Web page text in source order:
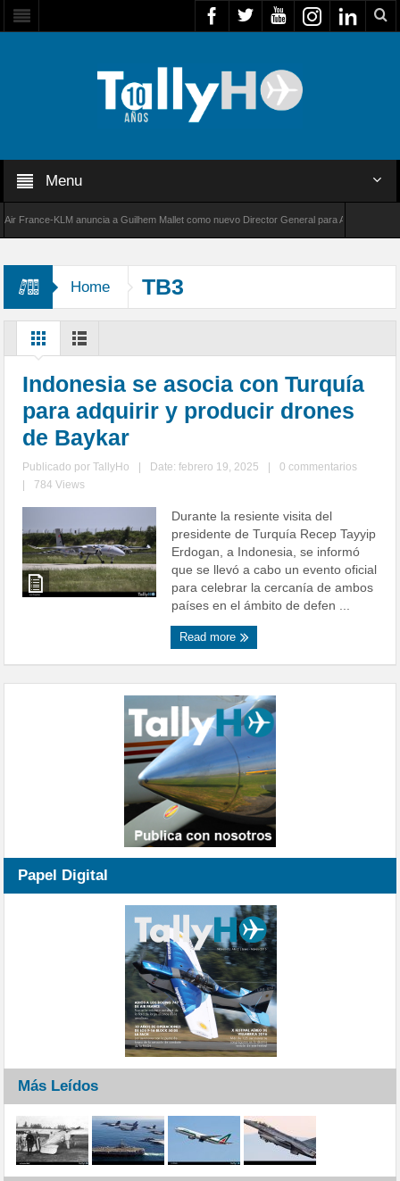
Menu
KLM anuncia a Guilhem Mallet como nuevo Director General para América Latina
Home TB3
Indonesia se asocia con Turquía
para adquirir y producir drones
de Baykar
Publicado porTallyHo Date: febrero 19, 2025
0 commentarios
784 Views
Durante la resiente visita del
presidente de Turquía Recep Tayyip
Erdogan, a Indonesia, se informó
que se llevó a cabo un evento oficial
para celebrar la cercanía de ambos
países en el ámbito de defen ...
Read more
Papel Digital
Más Leídos